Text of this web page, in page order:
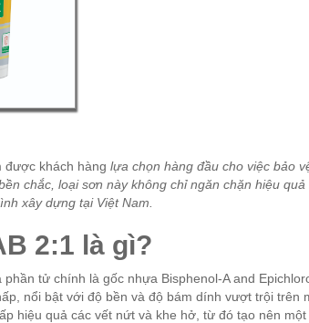
được khách hàng lựa chọn hàng đầu cho việc bảo
chắc, loại sơn này không chỉ ngăn chặn hiệu
xây dựng tại Việt Nam.
2:1 là gì?
tử chính là gốc nhựa Bisphenol-A and
nổi bật với độ bền và độ bám dính vượt trội trên
hiệu quả các vết nứt và khe hở, từ đó tạo nên